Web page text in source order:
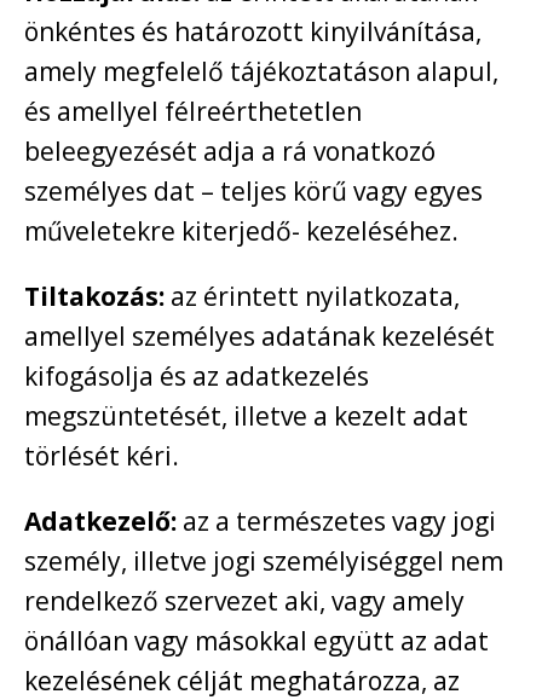
önkéntes és határozott kinyilvánítása,
amely megfelelő tájékoztatáson alapul,
és amellyel félreérthetetlen
beleegyezését adja a rá vonatkozó
személyes dat – teljes körű vagy egyes
műveletekre kiterjedő- kezeléséhez.
Tiltakozás: az érintett nyilatkozata,
amellyel személyes adatának kezelését
kifogásolja és az adatkezelés
megszüntetését, illetve a kezelt adat
törlését kéri.
Adatkezelő: az a természetes vagy jogi
személy, illetve jogi személyiséggel nem
rendelkező szervezet aki, vagy amely
önállóan vagy másokkal együtt az adat
kezelésének célját meghatározza, az